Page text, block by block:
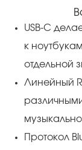
USB-C
к
отдельной
Линейный
Протокол